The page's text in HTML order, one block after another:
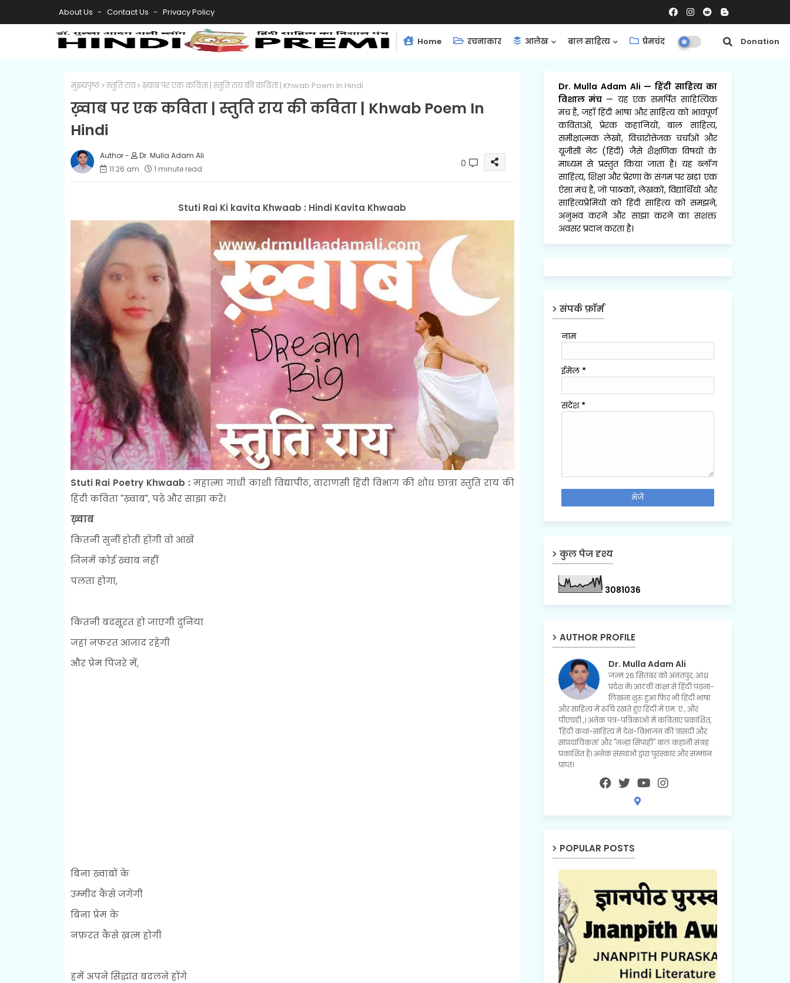
About Us Contact Us Privacy Policy
Home रचनाकार आलेख बाल साहित्य प्रेमचंद समीक्षाएँ Donation
मुख्यपृष्ठ स्तुति राय ख़्वाब पर एक कविता | स्तुति राय की कविता | Khwab Poem In Hindi
ख़्वाब पर एक कविता | स्तुति राय की कविता | Khwab Poem In
Hindi
Dr. Mulla Adam Ali
11:26 am
1 minute read 0
Stuti Rai Ki kavita Khwaab : Hindi Kavita Khwaab
Stuti Rai Poetry Khwaab : महात्मा गांधी काशी विद्यापीठ, वाराणसी हिंदी विभाग की शोध छात्रा स्तुति राय की
हिंदी कविता "ख़्वाब", पढ़े और साझा करें।
ख़्वाब
कितनी सुनीं होती होंगी वो आंखें
जिनमें कोई ख्वाब नहीं
पलता होगा,
कितनी बदसूरत हो जाएगी दुनिया
जहां नफरत आजाद रहेगी
और प्रेम पिंजरे में,
बिना ख्वाबों के
उम्मीद कैसे जगेगी
बिना प्रेम के
नफ़रत कैसे ख़त्म होगी
हमें अपने सिद्धांत बदलने होंगे
Dr. Mulla Adam Ali —हिंदी साहित्य का
विशाल मंच — यह एक समर्पित साहित्यिक
मंच है, जहाँ हिंदी भाषा और साहित्य को भावपूर्ण
कविताओं, प्रेरक कहानियों, बाल साहित्य,
समीक्षात्मक लेखों, विचारोत्तेजक चर्चाओं और
यूजीसी नेट (हिंदी) जैसे शैक्षणिक विषयों के
माध्यम से प्रस्तुत किया जाता है। यह ब्लॉग
साहित्य, शिक्षा और प्रेरणा के संगम पर खड़ा एक
ऐसा मंच है, जो पाठकों, लेखकों, विद्यार्थियों और
साहित्यप्रेमियों को हिंदी साहित्य को समझने,
अनुभव करने और साझा करने का सशक्त
अवसर प्रदान करता है।
संपर्क फ़ॉर्म
नाम
ईमेल *
संदेश *
कुल पेज दृश्य
3081036
AUTHOR PROFILE
Dr. Mulla Adam Ali
जन्म 26 सितंबर को अनंतपुर, आंध्र
प्रदेश में। आठवीं कक्षा से हिंदी पढ़ना-
लिखना शुरू हुआ फिर भी हिंदी भाषा
और साहित्य में रुचि रखते हुए हिंदी में एम. ए., और
पीएचडी.,। अनेक पत्र-पत्रिकाओं में कविताएं प्रकाशित,
'हिंदी कथा-साहित्य में देश-विभाजन की त्रासदी और
सांप्रदायिकता' और "नन्हा सिपाही" बाल कहानी संग्रह
प्रकाशित है। अनेक संस्थाओं द्वारा पुरस्कार और सम्मान
प्राप्त।
POPULAR POSTS